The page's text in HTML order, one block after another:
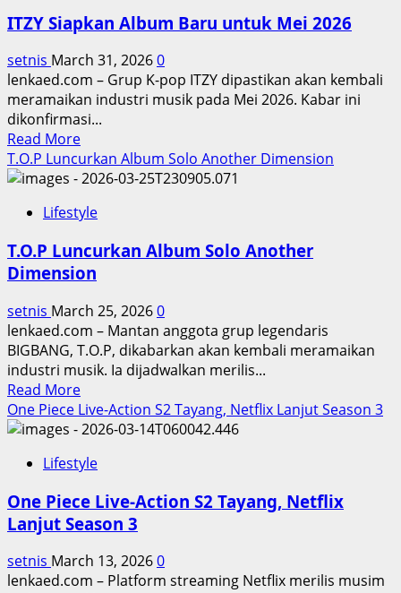
Rumi
Resepsi
Dihadiri
2.000
Tamu
ITZY Siapkan Album Baru untuk Mei 2026
setnis March 31, 20260
lenkaed.com – Grup K-pop ITZY dipastikan akan kembali
meramaikan industri musik pada Mei 2026. Kabar ini
dikonfirmasi...
Read MoreRead
more
about
Siapkan
Baru
untuk
2026
T.O.P Luncurkan Album Solo Another Dimension
Lifestyle
T.O.P Luncurkan Album Solo Another
Dimension
setnis March 25, 20260
lenkaed.com – Mantan anggota grup legendaris
BIGBANG, T.O.P, dikabarkan akan kembali meramaikan
industri musik. Ia dijadwalkan merilis...
Read MoreRead
more
about
Luncurkan
Solo
Another
One Piece Live-Action S2 Tayang, Netflix Lanjut Season 3
Lifestyle
One Piece Live-Action S2 Tayang, Netflix
Lanjut Season 3
setnis March 13, 20260
lenkaed.com – Platform streaming Netflix merilis musim